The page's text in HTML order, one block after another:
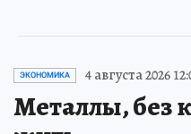
ЭКОНОМИКА 4 августа 2026
Металлы, без